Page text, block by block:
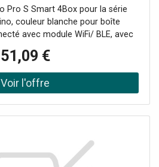
Pro S Smart 4Box pour la série
couleur blanche pour boîte
avec module WiFi/ BLE, avec
de 5A+5A. Le double bouton est
peut être contrôlé à distance via
et peut assumer les
LED d'état RVBCompatible
Home et Amazon Alexa.
51,09 €